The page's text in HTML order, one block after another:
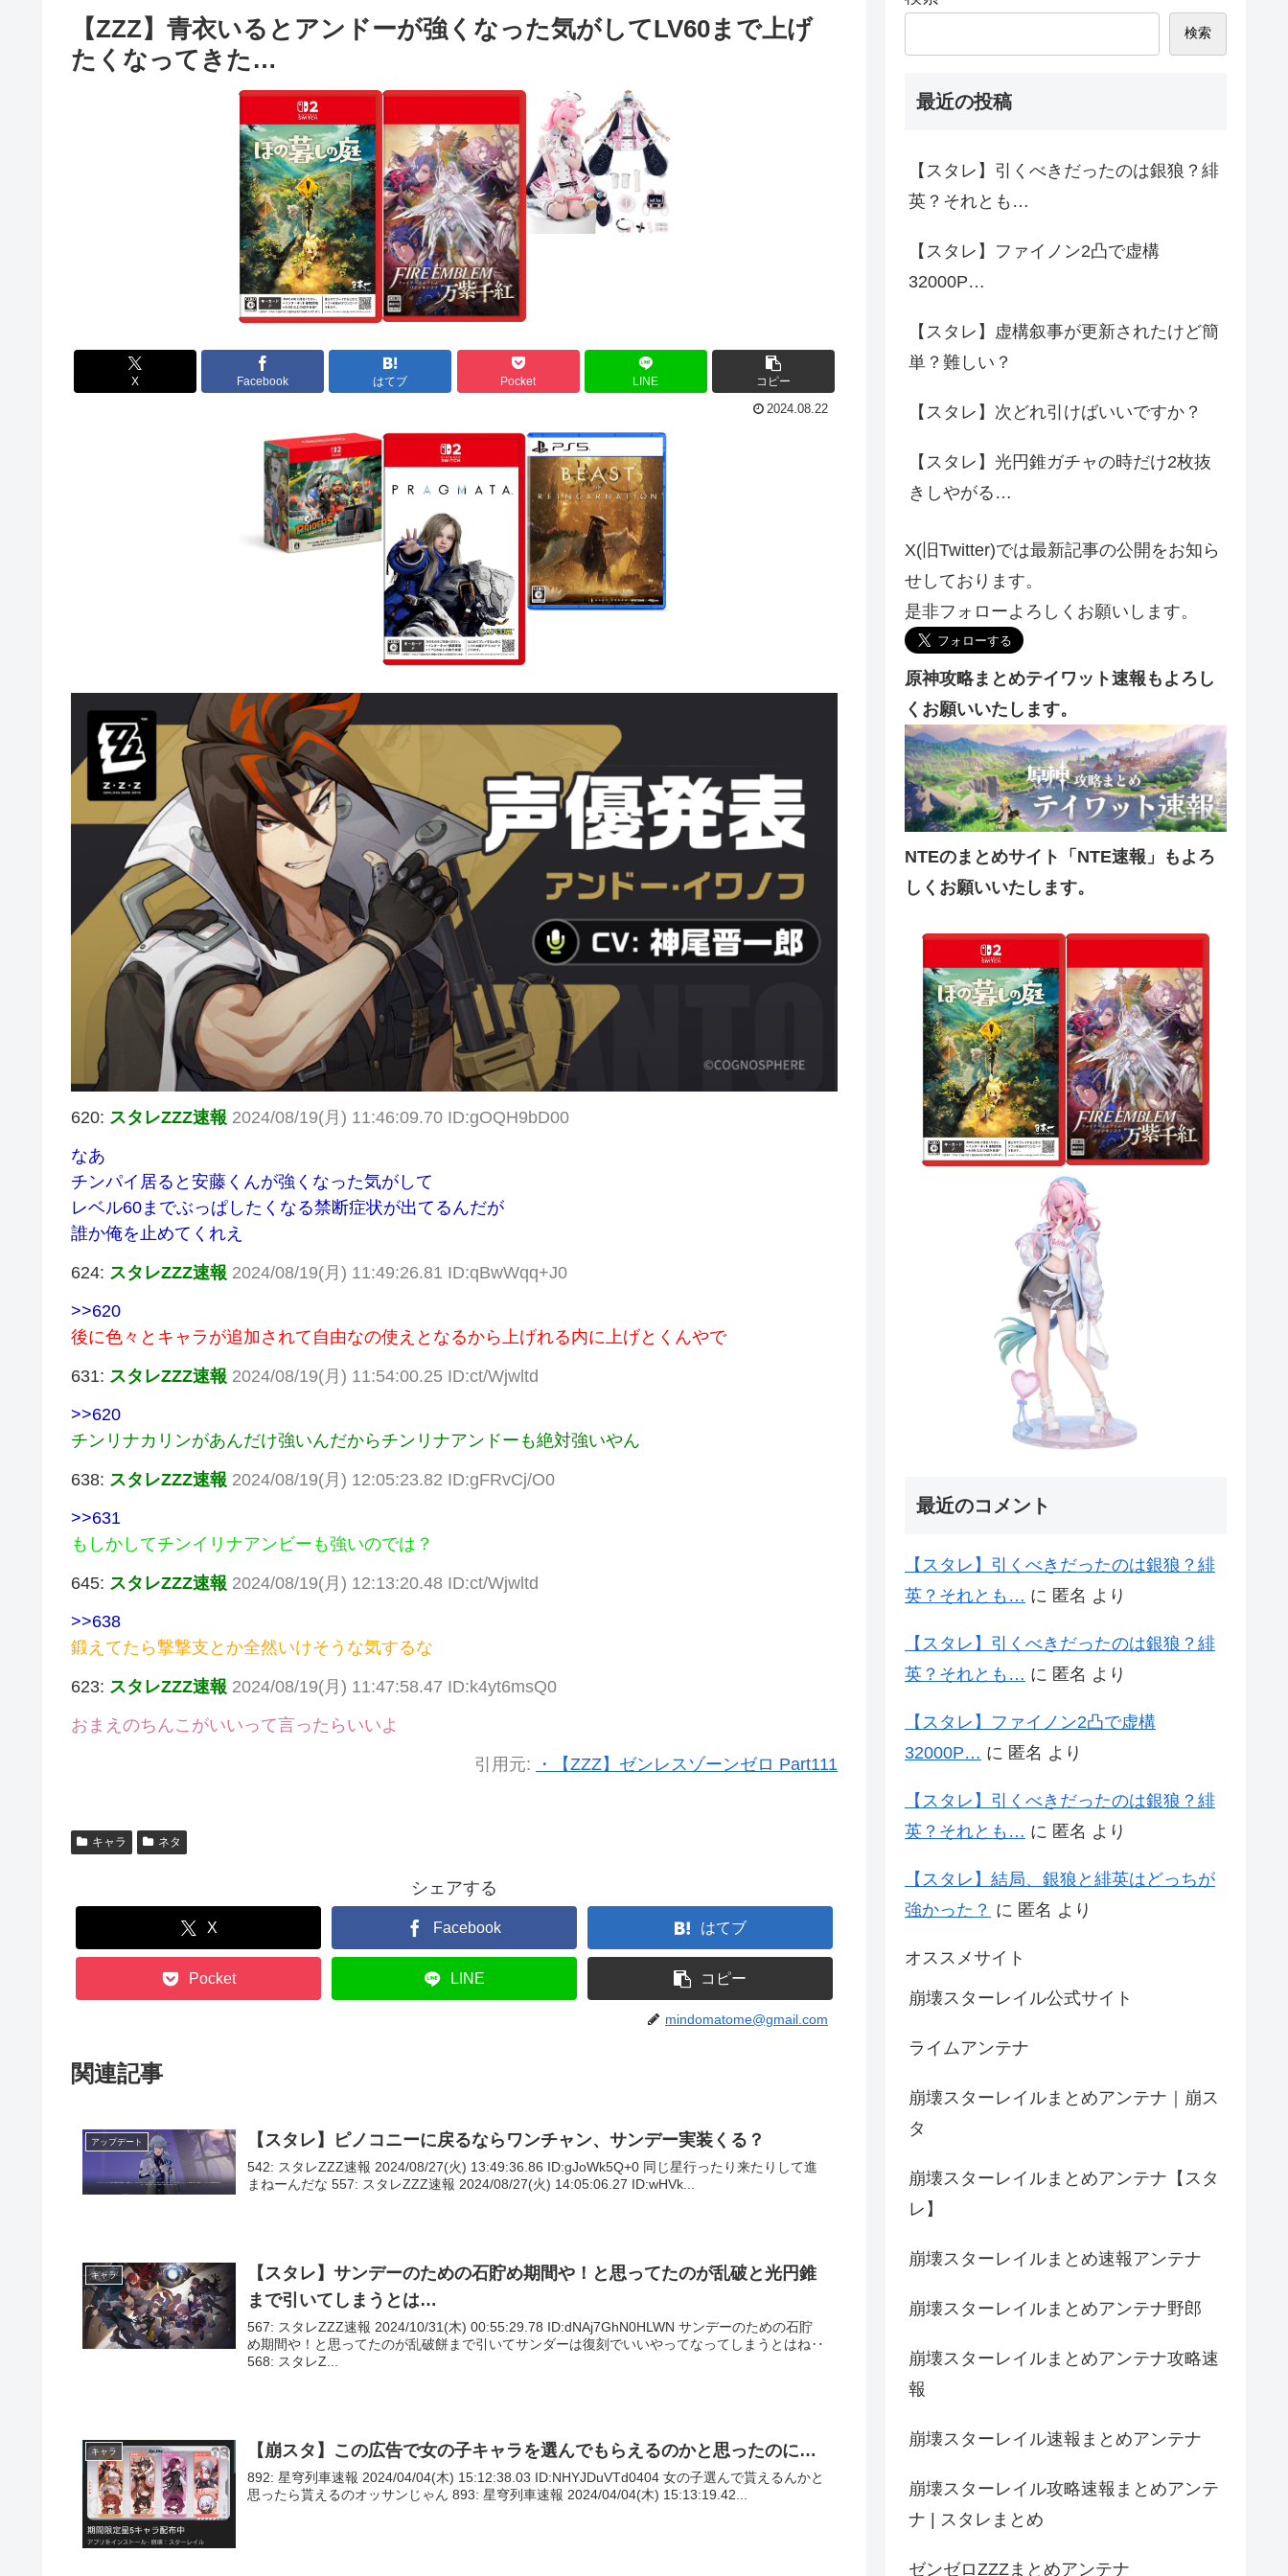
【ZZZ】青衣いるとアンドーが強くなった気がしてLV60まで上げ
たくなってきた…
X Facebook はてブ Pocket LINE コピー
2024.08.22
620: スタレZZZ速報 2024/08/19(月) 11:46:09.70 ID:gOQH9bD00
なあ
チンパイ居ると安藤くんが強くなった気がして
レベル60までぶっぱしたくなる禁断症状が出てるんだが
誰か俺を止めてくれえ
624: スタレZZZ速報 2024/08/19(月) 11:49:26.81 ID:qBwWqq+J0
>>620
後に色々とキャラが追加されて自由なの使えとなるから上げれる内に上げとくんやで
631: スタレZZZ速報 2024/08/19(月) 11:54:00.25 ID:ct/Wjwltd
>>620
チンリナカリンがあんだけ強いんだからチンリナアンドーも絶対強いやん
638: スタレZZZ速報 2024/08/19(月) 12:05:23.82 ID:gFRvCj/O0
>>631
もしかしてチンイリナアンビーも強いのでは？
645: スタレZZZ速報 2024/08/19(月) 12:13:20.48 ID:ct/Wjwltd
>>638
鍛えてたら撃撃支とか全然いけそうな気するな
623: スタレZZZ速報 2024/08/19(月) 11:47:58.47 ID:k4yt6msQ0
おまえのちんこがいいって言ったらいいよ
引用元: ・【ZZZ】ゼンレスゾーンゼロ Part111
キャラ ネタ
シェアする
X Facebook はてブ
Pocket LINE コピー
mindomatome@gmail.com
関連記事
アップデート 【スタレ】ピノコニーに戻るならワンチャン、サンデー実装くる？
542: スタレZZZ速報 2024/08/27(火) 13:49:36.86 ID:gJoWk5Q+0 同じ星行ったり来たりして進
まねーんだな 557: スタレZZZ速報 2024/08/27(火) 14:05:06.27 ID:wHVk...
キャラ
【スタレ】サンデーのための石貯め期間や！と思ってたのが乱破と光円錐
まで引いてしまうとは…
567: スタレZZZ速報 2024/10/31(木) 00:55:29.78 ID:dNAj7GhN0HLWN サンデーのための石貯
め期間や！と思ってたのが乱破餅まで引いてサンダーは復刻でいいやってなってしまうとはね‥
568: スタレZ...
キャラ 【崩スタ】この広告で女の子キャラを選んでもらえるのかと思ったのに…
892: 星穹列車速報 2024/04/04(木) 15:12:38.03 ID:NHYJDuVTd0404 女の子選んで貰えるんかと
思ったら貰えるのオッサンじゃん 893: 星穹列車速報 2024/04/04(木) 15:13:19.42...
検索
最近の投稿
【スタレ】引くべきだったのは銀狼？緋
英？それとも…
【スタレ】ファイノン2凸で虚構
32000P…
【スタレ】虚構叙事が更新されたけど簡
単？難しい？
【スタレ】次どれ引けばいいですか？
【スタレ】光円錐ガチャの時だけ2枚抜
きしやがる…
X(旧Twitter)では最新記事の公開をお知ら
せしております。
是非フォローよろしくお願いします。
原神攻略まとめテイワット速報もよろし
くお願いいたします。
NTEのまとめサイト「NTE速報」もよろ
しくお願いいたします。
最近のコメント
【スタレ】引くべきだったのは銀狼？緋
英？それとも… に 匿名 より
【スタレ】引くべきだったのは銀狼？緋
英？それとも… に 匿名 より
【スタレ】ファイノン2凸で虚構
32000P… に 匿名 より
【スタレ】引くべきだったのは銀狼？緋
英？それとも… に 匿名 より
【スタレ】結局、銀狼と緋英はどっちが
強かった？ に 匿名 より
オススメサイト
崩壊スターレイル公式サイト
ライムアンテナ
崩壊スターレイルまとめアンテナ｜崩ス
タ
崩壊スターレイルまとめアンテナ【スタ
レ】
崩壊スターレイルまとめ速報アンテナ
崩壊スターレイルまとめアンテナ野郎
崩壊スターレイルまとめアンテナ攻略速
報
崩壊スターレイル速報まとめアンテナ
崩壊スターレイル攻略速報まとめアンテ
ナ | スタレまとめ
ゼンゼロZZZまとめアンテナ